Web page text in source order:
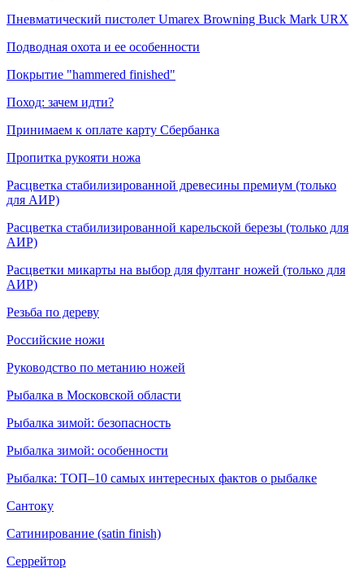
Пневматический пистолет Umarex Browning Buck Mark URX
Подводная охота и ее особенности
Покрытие "hammered finished"
Поход: зачем идти?
Принимаем к оплате карту Сбербанка
Пропитка рукояти ножа
Расцветка стабилизированной древесины премиум (только
для АИР)
Расцветка стабилизированной карельской березы (только для
АИР)
Расцветки микарты на выбор для фултанг ножей (только для
АИР)
Резьба по дереву
Российские ножи
Руководство по метанию ножей
Рыбалка в Московской области
Рыбалка зимой: безопасность
Рыбалка зимой: особенности
Рыбалка: ТОП–10 самых интересных фактов о рыбалке
Сантоку
Сатинирование (satin finish)
Серрейтор